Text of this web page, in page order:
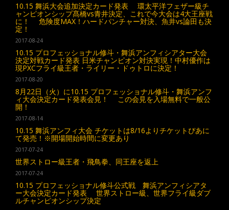
10.15 舞浜大会追加決定カード発表 環太平洋フェザー級チ
ャンピオンシップ髙橋vs青井決定、これで今大会は4大王座戦
に！ 危険度MAX！ハードパンチャー対決、魚井vs論田も決
定！
2017-08-24
10.15 プロフェッショナル修斗・舞浜アンフィシアター大会
決定対戦カード発表 日米チャンピオン対決実現！中村優作は
現PXCフライ級王者・ライリー・ドゥトロに決定！
2017-08-20
8月22日（火）に10.15 プロフェッショナル修斗・舞浜アンフ
ィ大会決定カード発表会見！ この会見を入場無料で一般公
開！
2017-08-14
10.15 舞浜アンフィ大会 チケットは8/16よりチケットぴあに
て発売！※開場開始時間に変更あり
2017-07-24
世界ストロー級王者・飛鳥拳、同王座を返上
2017-07-24
10.15 プロフェッショナル修斗公式戦 舞浜アンフィシアタ
ー大会決定カード発表 世界ストロー級、世界フライ級ダブ
ルチャンピオンシップ決定